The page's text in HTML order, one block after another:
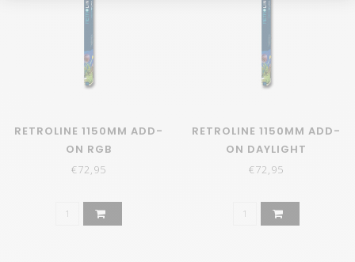
RETROLINE 1150MM ADD-
ON RGB
€72,95
RETROLINE 1150MM ADD-
ON DAYLIGHT
€72,95